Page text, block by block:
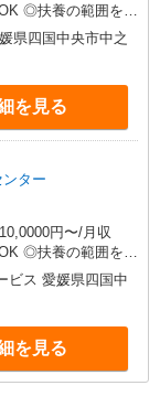
方・少しでも不安
せください！ ※収
入補償期間／6ヶ
県四国中央市中之
を見る
ター
円〜/月収
方・少しでも不安
せください！ ※収
入補償期間／6ヶ
ビス 愛媛県四国中
を見る